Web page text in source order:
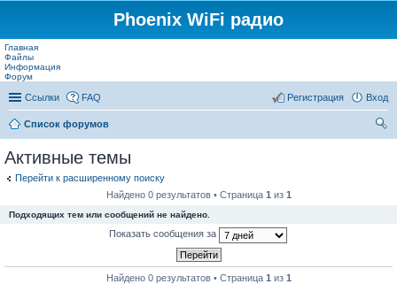
Phoenix WiFi радио
Главная
Файлы
Информация
Форум
Ссылки FAQ Вход
Регистрация
Список форумов
Активные темы
Перейти к расширенному поиску
Найдено 0 результатов • Страница 1 из 1
Подходящих тем или сообщений не найдено.
Показать сообщения за
Найдено 0 результатов • Страница 1 из 1